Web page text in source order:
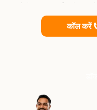
कॉल करें